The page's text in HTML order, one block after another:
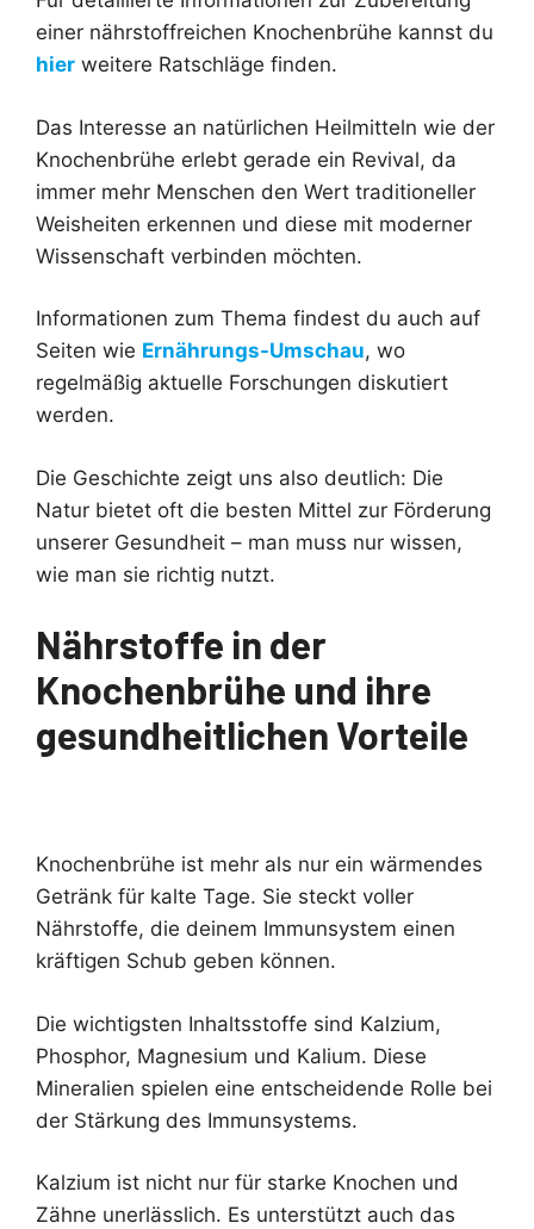
einer nährstoffreichen Knochenbrühe kannst du
hier weitere Ratschläge finden.
Das Interesse an natürlichen Heilmitteln wie der
Knochenbrühe erlebt gerade ein Revival, da
immer mehr Menschen den Wert traditioneller
Weisheiten erkennen und diese mit moderner
Wissenschaft verbinden möchten.
Informationen zum Thema findest du auch auf
Seiten wie Ernährungs-Umschau, wo
regelmäßig aktuelle Forschungen diskutiert
werden.
Die Geschichte zeigt uns also deutlich: Die
Natur bietet oft die besten Mittel zur Förderung
unserer Gesundheit – man muss nur wissen,
wie man sie richtig nutzt.
Nährstoffe in der
Knochenbrühe und ihre
gesundheitlichen Vorteile
Knochenbrühe ist mehr als nur ein wärmendes
Getränk für kalte Tage. Sie steckt voller
Nährstoffe, die deinem Immunsystem einen
kräftigen Schub geben können.
Die wichtigsten Inhaltsstoffe sind Kalzium,
Phosphor, Magnesium und Kalium. Diese
Mineralien spielen eine entscheidende Rolle bei
der Stärkung des Immunsystems.
Kalzium ist nicht nur für starke Knochen und
Zähne unerlässlich. Es unterstützt auch das